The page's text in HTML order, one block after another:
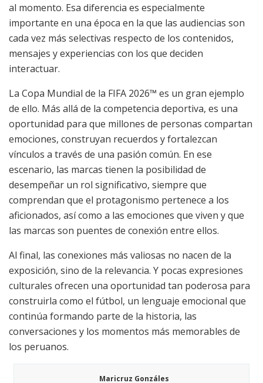
al momento. Esa diferencia es especialmente
importante en una época en la que las audiencias son
cada vez más selectivas respecto de los contenidos,
mensajes y experiencias con los que deciden
interactuar.
La Copa Mundial de la FIFA 2026™ es un gran ejemplo
de ello. Más allá de la competencia deportiva, es una
oportunidad para que millones de personas compartan
emociones, construyan recuerdos y fortalezcan
vínculos a través de una pasión común. En ese
escenario, las marcas tienen la posibilidad de
desempeñar un rol significativo, siempre que
comprendan que el protagonismo pertenece a los
aficionados, así como a las emociones que viven y que
las marcas son puentes de conexión entre ellos.
Al final, las conexiones más valiosas no nacen de la
exposición, sino de la relevancia. Y pocas expresiones
culturales ofrecen una oportunidad tan poderosa para
construirla como el fútbol, un lenguaje emocional que
continúa formando parte de la historia, las
conversaciones y los momentos más memorables de
los peruanos.
Maricruz Gonzáles